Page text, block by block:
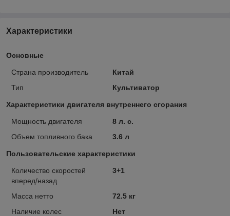
Характеристики
Основные
Страна производитель
Китай
Тип
Культиватор
Характеристики двигателя внутреннего сгорания
Мощность двигателя
8 л. с.
Объем топливного бака
3.6 л
Пользовательские характеристики
Количество скоростей
вперед/назад
3+1
Масса нетто
72.5 кг
Наличие колес
Нет